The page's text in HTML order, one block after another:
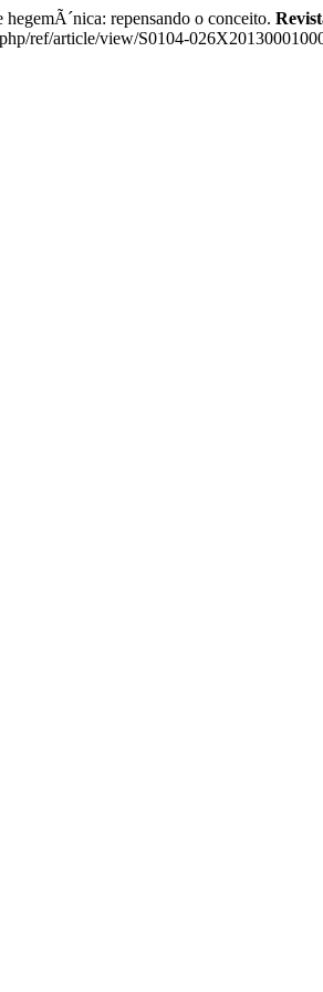
repensando o conceito.
ref/article/view/S0104-